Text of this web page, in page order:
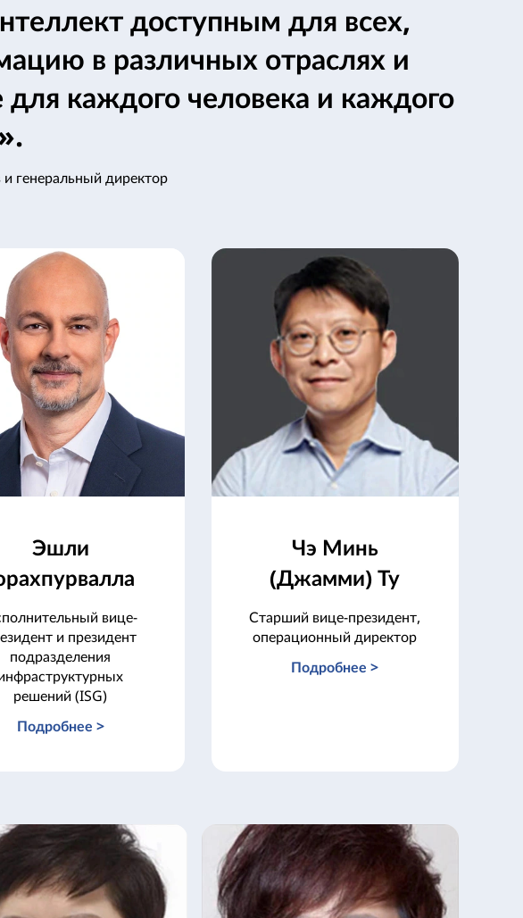
доступным для всех,
в различных отраслях и
каждого человека и каждого
генеральный директор
Эшли
вице-
и президент
подразделения
решений (ISG)
Подробнее >
Чэ Минь
(Джамми) Ту
Старший вице-президент,
операционный директор
Подробнее >